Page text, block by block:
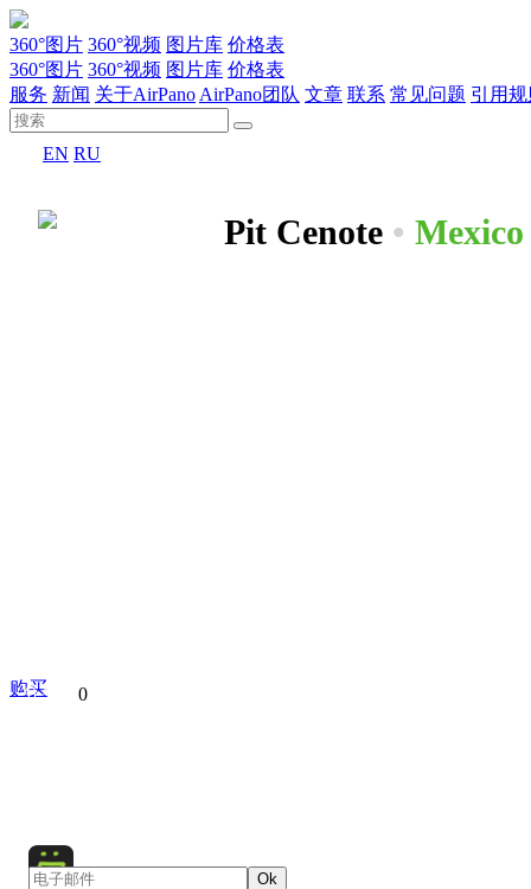
360°图片 360°视频 图片库 价格表
360°图片 360°视频 图片库 价格表
服务 新闻 关于AirPano AirPano团队 文章 联系 常见问题 引用
EN RU
Pit Cenote • Mexico
分享到 0
购买
Ok